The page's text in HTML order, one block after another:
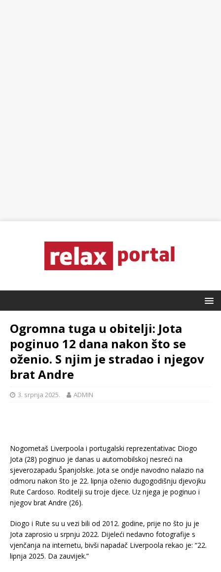
Ogromna tuga u obitelji: Jota
poginuo 12 dana nakon što se
oženio. S njim je stradao i njegov
brat Andre
3. srpnja 2025. ADMIN
Nogometaš Liverpoola i portugalski reprezentativac Diogo
Jota (28) poginuo je danas u automobilskoj nesreći na
sjeverozapadu Španjolske. Jota se ondje navodno nalazio na
odmoru nakon što je 22. lipnja oženio dugogodišnju djevojku
Rute Cardoso. Roditelji su troje djece. Uz njega je poginuo i
njegov brat Andre (26).
Diogo i Rute su u vezi bili od 2012. godine, prije no što ju je
Jota zaprosio u srpnju 2022. Dijeleći nedavno fotografije s
vjenčanja na internetu, bivši napadač Liverpoola rekao je: “22.
lipnja 2025. Da zauvijek.”